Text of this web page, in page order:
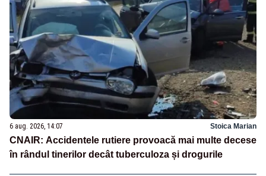
6 aug. 2026, 14:07 Stoica Marian
CNAIR: Accidentele rutiere provoacă mai multe decese
în rândul tinerilor decât tuberculoza și drogurile